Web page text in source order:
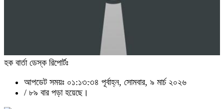
হক বার্তা ডেস্ক রিপোর্টঃ
আপডেট সময়ঃ ০১:১৩:৩৪ পূর্বাহ্ন, সোমবার, ৯ মার্চ ২০২৬
/ ৮৯ বার পড়া হয়েছে।